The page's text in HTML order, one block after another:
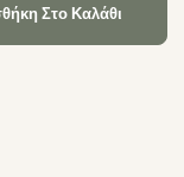
Στο Καλάθι